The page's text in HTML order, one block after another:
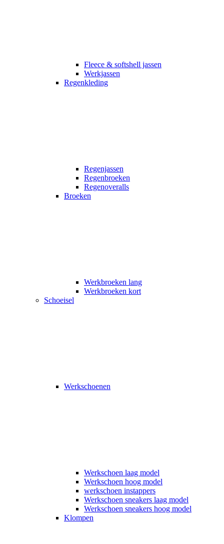
Fleece & softshell jassen
Werkjassen
Regenkleding
Regenjassen
Regenbroeken
Regenoveralls
Broeken
Werkbroeken lang
Werkbroeken kort
Schoeisel
Werkschoenen
Werkschoen laag model
Werkschoen hoog model
werkschoen instappers
Werkschoen sneakers laag model
Werkschoen sneakers hoog model
Klompen